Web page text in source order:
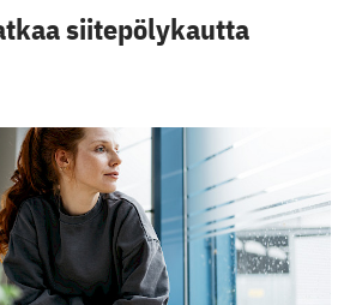
siitepölykautta